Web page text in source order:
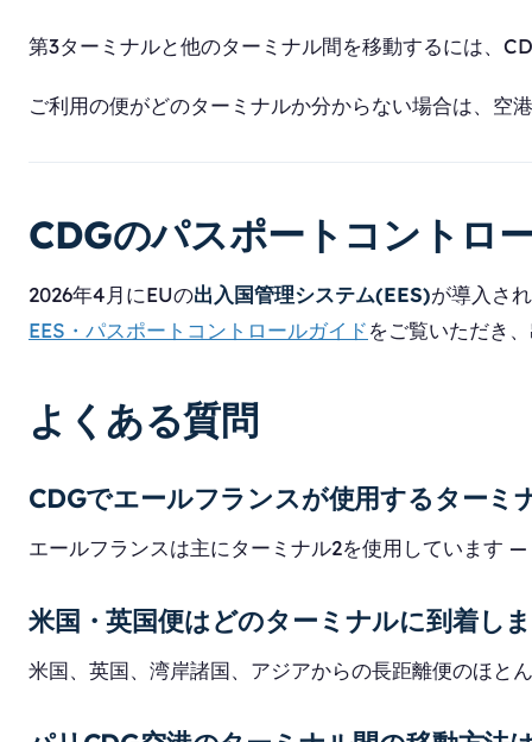
第3ターミナルと他のターミナル間を移動するには、
ご利用の便がどのターミナルか分からない場合は、空
CDGのパスポートコントロ
2026年4月にEUの出入国管理システム(EES)が導入さ
EES・パスポートコントロールガイドをご覧いただき
よくある質問
CDGでエールフランスが使用するターミ
エールフランスは主にターミナル2を使用しています
米国・英国便はどのターミナルに到着し
米国、英国、湾岸諸国、アジアからの長距離便のほと